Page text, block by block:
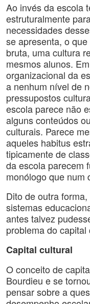
Ao invés da escola
estruturalmente
necessidades
se apresenta, o
bruta, uma cultura
mesmos alunos.
organizacional da
a nenhum nível de
pressupostos
escola parece não
alguns conteúdos
culturais. Parece
aqueles habitus
tipicamente de
da escola parecem
monólogo que num
Dito de outra
sistemas
antes talvez
problema do capital
Capital cultural
O conceito de
Bourdieu e se
pensar sobre a